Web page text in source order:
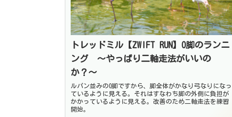
トレッドミル【ZWIFT RUN】O脚のランニ
ング 〜やっぱり二軸走法がいいの
か？〜
ルパン並みのO脚ですから、脚全体がかなり弓なりになっ
ているように見える。それはすなわち脚の外側に負担が
かかっているように見える。改善のため二軸走法を練習
開始。